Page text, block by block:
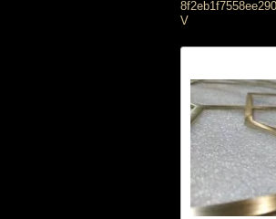
V